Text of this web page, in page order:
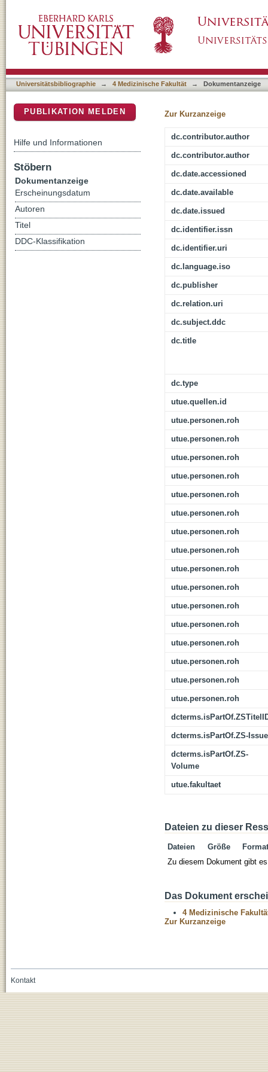
Related Transcription Factors (MRTFs),
Universitätsbibliographie → 4 Medizinische Fakultät → Dokumentanzeige
Zur Kurzanzeige
dc.contributor.author
dc.contributor.author
dc.date.accessioned
dc.date.available
dc.date.issued
dc.identifier.issn
dc.identifier.uri
dc.language.iso
dc.publisher
dc.relation.uri
dc.subject.ddc
dc.title
dc.type
utue.quellen.id
utue.personen.roh
utue.personen.roh
utue.personen.roh
utue.personen.roh
utue.personen.roh
utue.personen.roh
utue.personen.roh
utue.personen.roh
utue.personen.roh
utue.personen.roh
utue.personen.roh
utue.personen.roh
utue.personen.roh
utue.personen.roh
utue.personen.roh
utue.personen.roh
dcterms.isPartOf.ZS-Issue
dcterms.isPartOf.ZS-
Volume
utue.fakultaet
Dateien zu dieser
Dateien Größe
Format
Zu diesem Dokument gibt
Das Dokument
4 Medizinische
Zur Kurzanzeige
PUBLIKATION MELDEN
Hilfe und Informationen
Stöbern
Dokumentanzeige
Erscheinungsdatum
Autoren
Titel
DDC-Klassifikation
Kontakt